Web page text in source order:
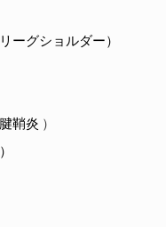
ーグショルダー）
鞘炎 ）